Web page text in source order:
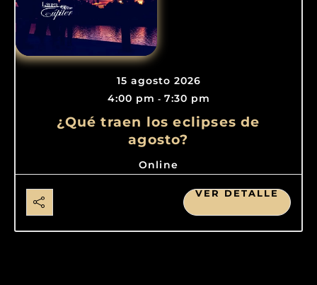
15 agosto 2026
4:00 pm - 7:30 pm
¿Qué traen los eclipses de
agosto?
Online
VER DETALLE